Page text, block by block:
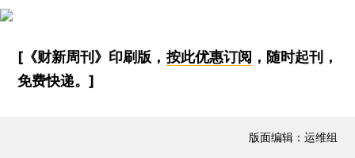
[《财新周刊》印刷版， 按此优惠订阅 ，随时起刊，
免费快递。]
版面编辑：运维组